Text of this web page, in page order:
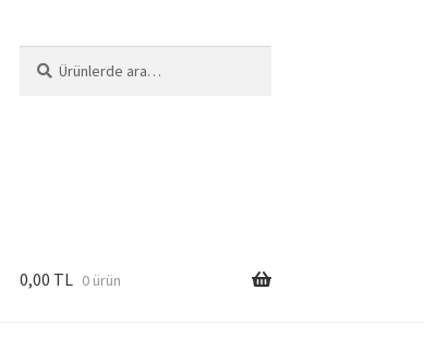
0,00 TL 0 ürün